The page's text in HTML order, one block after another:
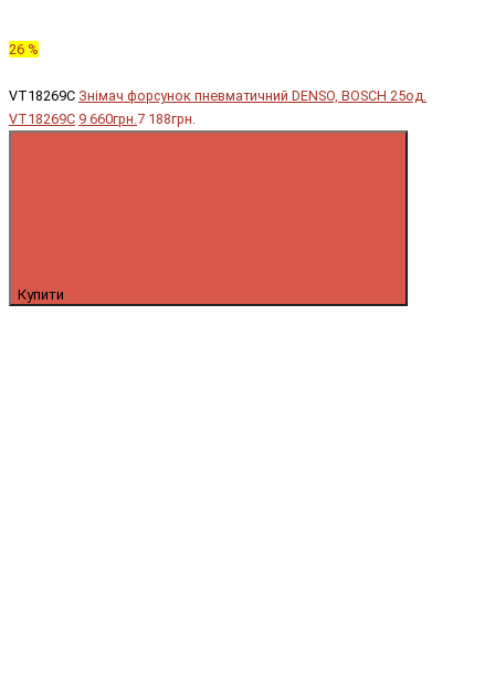
26 %
VT18269C Знімач форсунок пневматичний DENSO, BOSCH 25од.
VT18269C 9 660грн.7 188грн.
Купити